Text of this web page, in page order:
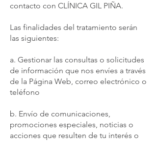
contacto con CLÍNICA GIL PIÑA.
Las finalidades del tratamiento serán
las siguientes:
a. Gestionar las consultas o solicitudes
de información que nos envíes a través
de la Página Web, correo electrónico o
teléfono
b. Envío de comunicaciones,
promociones especiales, noticias o
acciones que resulten de tu interés o